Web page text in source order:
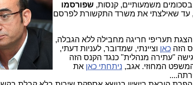
שפורסמו
עד שאילצתי את משרד התקשורת לפרסם
תעריפי‏ חריגה‏ מחבילה ללא ‏הגבלה‏,
הזהכאן וציינתי, שמדובר, לעניות דעתי,
"עתירה מנהלית" כנגד הקנס הזה
המחוזי. אגב, ניתחתי כאן את